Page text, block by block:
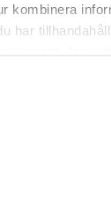
kombinera
har